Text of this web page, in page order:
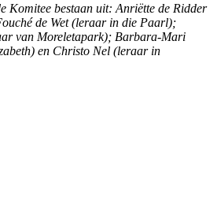
Komitee bestaan uit: Anriëtte de Ridder
de Wet (leraar in die Paarl);
van Moreletapark); Barbara-Mari
en Christo Nel (leraar in